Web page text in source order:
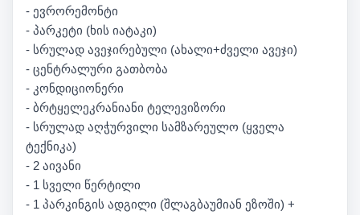
- ევრორემონტი
- პარკეტი (ხის იატაკი)
- სრულად ავეჯირებული (ახალი+ძველი ავეჯი)
- ცენტრალური გათბობა
- კონდიციონერი
- ბრტყელეკრანიანი ტელევიზორი
- სრულად აღჭურვილი სამზარეულო (ყველა
ტექნიკა)
- 2 აივანი
- 1 სველი წერტილი
- 1 პარკინგის ადგილი (შლაგბაუმიან ეზოში) +